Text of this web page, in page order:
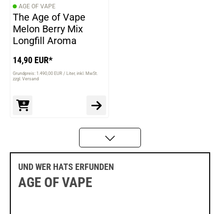
AGE OF VAPE
The Age of Vape
Melon Berry Mix
Longfill Aroma
14,90 EUR*
Grundpreis: 1.490,00 EUR / Liter inkl. MwSt.
zzgl. Versand
UND WER HATS ERFUNDEN
AGE OF VAPE